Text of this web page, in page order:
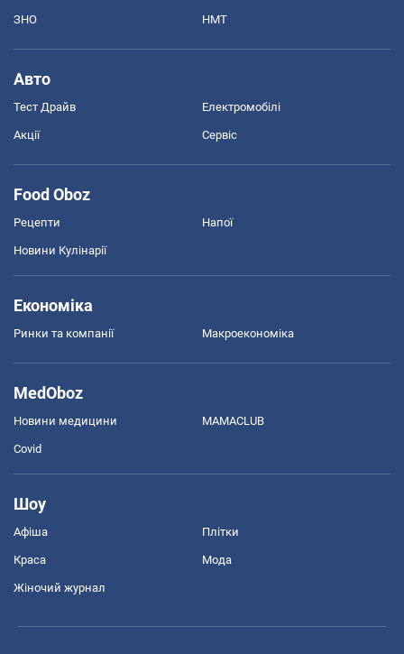
ЗНО НМТ
Авто
Тест Драйв Електромобілі
Акції Сервіс
Food Oboz
Рецепти Напої
Новини Кулінарії
Економіка
Ринки та компанії Макроекономіка
MedOboz
Новини медицини MAMACLUB
Covid
Шоу
Афіша Плітки
Краса Мода
Жіночий журнал